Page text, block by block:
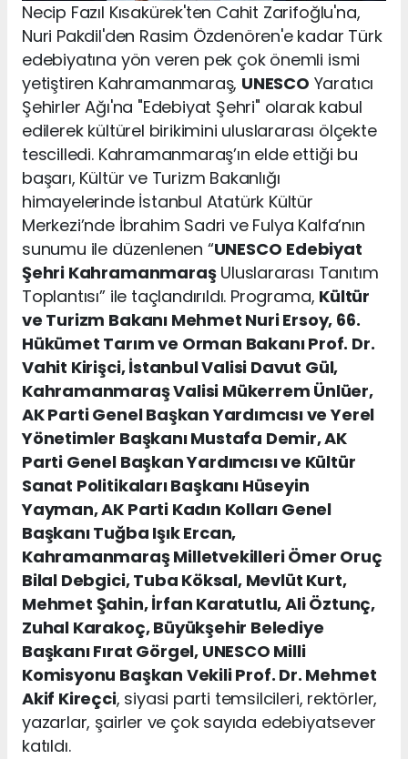
Necip Fazıl Kısakürek'ten Cahit Zarifoğlu'na,
Nuri Pakdil'den Rasim Özdenören'e kadar Türk
edebiyatına yön veren pek çok önemli ismi
yetiştiren Kahramanmaraş, UNESCO Yaratıcı
Şehirler Ağı'na "Edebiyat Şehri" olarak kabul
edilerek kültürel birikimini uluslararası ölçekte
tescilledi. Kahramanmaraş’ın elde ettiği bu
başarı, Kültür ve Turizm Bakanlığı
himayelerinde İstanbul Atatürk Kültür
Merkezi’nde İbrahim Sadri ve Fulya Kalfa’nın
sunumu ile düzenlenen “UNESCO Edebiyat
Şehri KahramanmaraşUluslararası Tanıtım
Toplantısı” ile taçlandırıldı. Programa, Kültür
ve Turizm Bakanı Mehmet Nuri Ersoy, 66.
Hükümet Tarım ve Orman Bakanı Prof. Dr.
Vahit Kirişci, İstanbul Valisi Davut Gül,
Kahramanmaraş Valisi Mükerrem Ünlüer,
AK Parti Genel Başkan Yardımcısı ve Yerel
Yönetimler Başkanı Mustafa Demir, AK
Parti Genel Başkan Yardımcısı ve Kültür
Sanat Politikaları Başkanı Hüseyin
Yayman, AK Parti Kadın Kolları Genel
Başkanı Tuğba Işık Ercan,
Kahramanmaraş Milletvekilleri Ömer Oruç
Bilal Debgici, Tuba Köksal, Mevlüt Kurt,
Mehmet Şahin, İrfan Karatutlu, Ali Öztunç,
Zuhal Karakoç, Büyükşehir Belediye
Başkanı Fırat Görgel, UNESCO Milli
Komisyonu Başkan Vekili Prof. Dr. Mehmet
Akif Kireçci, siyasi parti temsilcileri, rektörler,
yazarlar, şairler ve çok sayıda edebiyatsever
katıldı.